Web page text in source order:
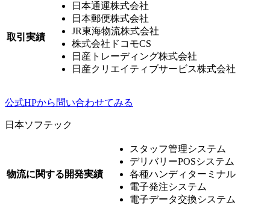
取引実績
⽇本通運株式会社
⽇本郵便株式会社
JR東海物流株式会社
株式会社ドコモCS
日産トレーディング株式会社
日産クリエイティブサービス株式会社
公式HPから問い合わせてみる
日本ソフテック
物流に関する開発実績
スタッフ管理システム
デリバリーPOSシステム
各種ハンディターミナル
電子発注システム
電子データ交換システム